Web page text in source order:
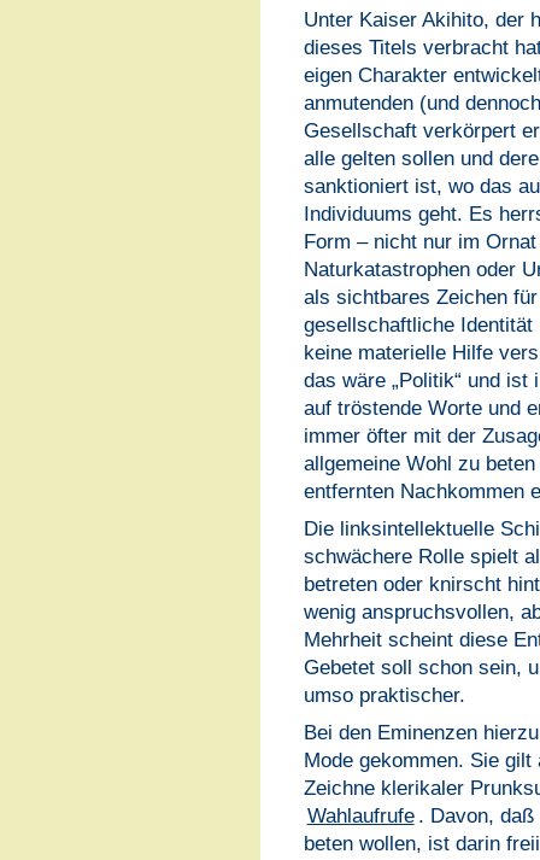
Unter Kaiser Akihito, der
dieses Titels verbracht
eigen Charakter
anmutenden (und
Gesellschaft verkörpert
alle gelten sollen und
sanktioniert ist, wo das
Individuums geht. Es
Form – nicht nur im
Naturkatastrophen oder
als sichtbares Zeichen
gesellschaftliche
keine materielle Hilfe
das wäre „Politik“ und
auf tröstende Worte und
immer öfter mit der
allgemeine Wohl zu
entfernten Nachkommen
Die linksintellektuelle
schwächere Rolle spielt
betreten oder knirscht
wenig anspruchsvollen,
Mehrheit scheint diese
Gebetet soll schon sein,
umso praktischer.
Bei den Eminenzen
Mode gekommen. Sie
Zeichne klerikaler
Wahlaufrufe . Davon,
beten wollen, ist darin